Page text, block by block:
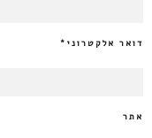
דואר אלקטרוני *
אתר